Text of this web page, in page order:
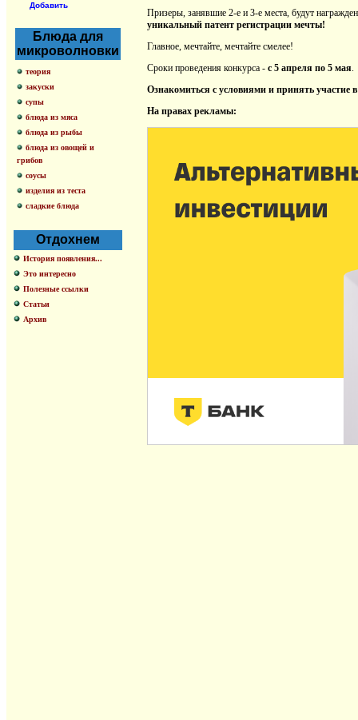
Добавить
Блюда для
микроволновки
теория
закуски
супы
блюда из мяса
блюда из рыбы
блюда из овощей и
грибов
соусы
изделия из теста
сладкие блюда
Отдохнем
История появления...
Это интересно
Полезные ссылки
Статьи
Архив
Призеры, занявшие 2-е и 3-е места, будут
уникальный патент регистрации мечты!
Главное, мечтайте, мечтайте смелее!
Сроки проведения конкурса - с 5 апреля по 5 мая.
Ознакомиться с условиями и принять участие
На правах рекламы: